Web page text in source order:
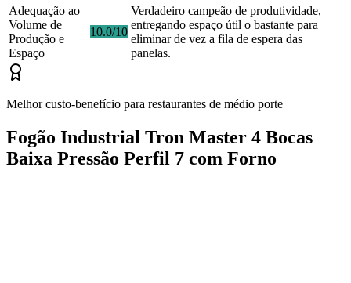
Adequação ao
Volume de
Produção e
Espaço
10.0/10
Verdadeiro campeão de produtividade,
entregando espaço útil o bastante para
eliminar de vez a fila de espera das
panelas.
Melhor custo-benefício para restaurantes de médio porte
Fogão Industrial Tron Master 4 Bocas
Baixa Pressão Perfil 7 com Forno